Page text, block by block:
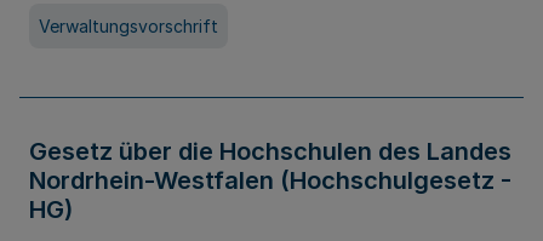
Verwaltungsvorschrift
Gesetz über die Hochschulen des Landes
Nordrhein-Westfalen (Hochschulgesetz -
HG)